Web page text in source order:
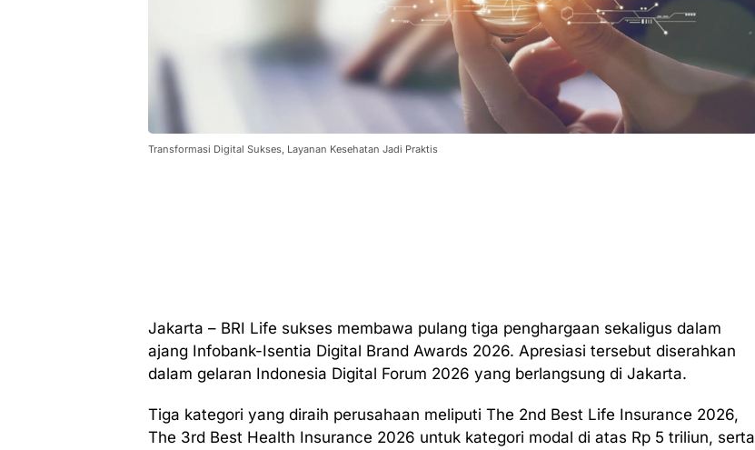
Transformasi Digital Sukses, Layanan Kesehatan Jadi Praktis
Jakarta – BRI Life sukses membawa pulang tiga penghargaan sekaligus dalam
ajang Infobank-Isentia Digital Brand Awards 2026. Apresiasi tersebut diserahkan
dalam gelaran Indonesia Digital Forum 2026 yang berlangsung di Jakarta.
Tiga kategori yang diraih perusahaan meliputi The 2nd Best Life Insurance 2026,
The 3rd Best Health Insurance 2026 untuk kategori modal di atas Rp 5 triliun, serta